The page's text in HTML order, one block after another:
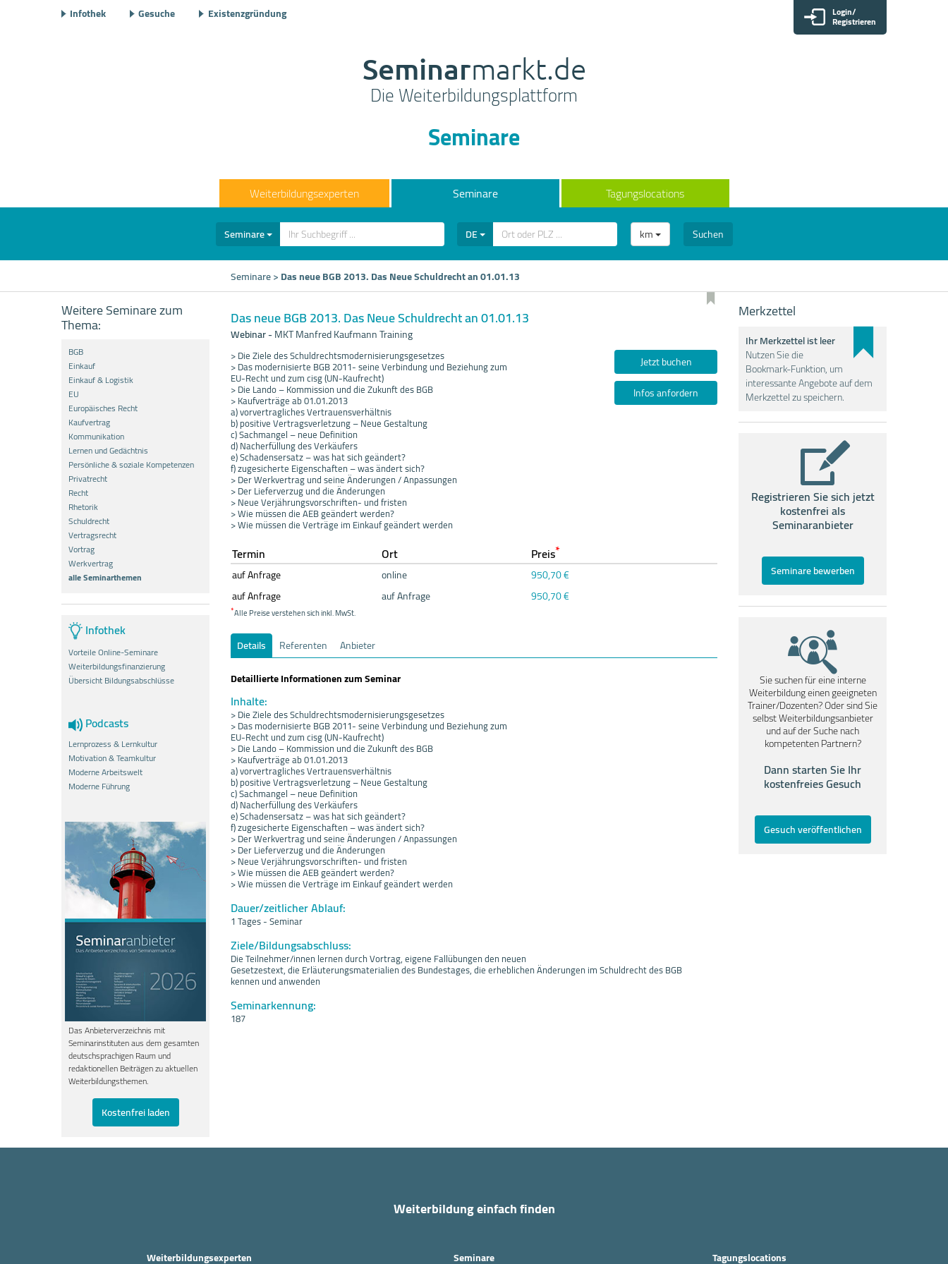
Infothek Gesuche Existenzgründung Login/
Registrieren
Seminarmarkt.de
Die Weiterbildungsplattform
Seminare
Weiterbildungsexperten Seminare Tagungslocations
Seminare DE km Suchen
Seminare>Das neue BGB 2013. Das Neue Schuldrecht an 01.01.13
Weitere Seminare zum
Thema:
BGB
Einkauf
Einkauf & Logistik
EU
Europäisches Recht
Kaufvertrag
Kommunikation
Lernen und Gedächtnis
Persönliche & soziale Kompetenzen
Privatrecht
Recht
Rhetorik
Schuldrecht
Vertragsrecht
Vortrag
Werkvertrag
alle Seminarthemen
Infothek
Vorteile Online-Seminare
Weiterbildungsfinanzierung
Übersicht Bildungsabschlüsse
Podcasts
Lernprozess & Lernkultur
Motivation & Teamkultur
Moderne Arbeitswelt
Moderne Führung
Das Anbieterverzeichnis mit
Seminarinstituten aus dem gesamten
deutschsprachigen Raum und
redaktionellen Beiträgen zu aktuellen
Weiterbildungsthemen.
Kostenfrei laden
Das neue BGB 2013. Das Neue Schuldrecht an 01.01.13
Webinar-MKT Manfred Kaufmann Training
> Die Ziele des Schuldrechtsmodernisierungsgesetzes
> Das modernisierte BGB 2011- seine Verbindung und Beziehung zum
EU-Recht und zum cisg (UN-Kaufrecht)
> Die Lando – Kommission und die Zukunft des BGB
> Kaufverträge ab 01.01.2013
a) vorvertragliches Vertrauensverhältnis
b) positive Vertragsverletzung – Neue Gestaltung
c) Sachmangel – neue Definition
d) Nacherfüllung des Verkäufers
e) Schadensersatz – was hat sich geändert?
f) zugesicherte Eigenschaften – was ändert sich?
> Der Werkvertrag und seine Änderungen / Anpassungen
> Der Lieferverzug und die Änderungen
> Neue Verjährungsvorschriften- und fristen
> Wie müssen die AEB geändert werden?
> Wie müssen die Verträge im Einkauf geändert werden
Jetzt buchen
Infos anfordern
Termin Ort Preis*
auf Anfrage online
950,70 €
auf Anfrage
auf Anfrage 950,70 €
*Alle Preise verstehen sich inkl. MwSt.
Details Referenten
Anbieter
Detaillierte Informationen zum Seminar
Inhalte:
> Die Ziele des Schuldrechtsmodernisierungsgesetzes
> Das modernisierte BGB 2011- seine Verbindung und Beziehung zum
EU-Recht und zum cisg (UN-Kaufrecht)
> Die Lando – Kommission und die Zukunft des BGB
> Kaufverträge ab 01.01.2013
a) vorvertragliches Vertrauensverhältnis
b) positive Vertragsverletzung – Neue Gestaltung
c) Sachmangel – neue Definition
d) Nacherfüllung des Verkäufers
e) Schadensersatz – was hat sich geändert?
f) zugesicherte Eigenschaften – was ändert sich?
> Der Werkvertrag und seine Änderungen / Anpassungen
> Der Lieferverzug und die Änderungen
> Neue Verjährungsvorschriften- und fristen
> Wie müssen die AEB geändert werden?
> Wie müssen die Verträge im Einkauf geändert werden
Dauer/zeitlicher Ablauf:
1 Tages - Seminar
Ziele/Bildungsabschluss:
Die Teilnehmer/innen lernen durch Vortrag, eigene Fallübungen den neuen
Gesetzestext, die Erläuterungsmaterialien des Bundestages, die erheblichen Änderungen im Schuldrecht des BGB
kennen und anwenden
Seminarkennung:
187
Merkzettel
Ihr Merkzettel ist leer
Nutzen Sie die
Bookmark-Funktion, um
interessante Angebote auf dem
Merkzettel zu speichern.
Registrieren Sie sich jetzt
kostenfrei als
Seminaranbieter
Seminare bewerben
Sie suchen für eine interne
Weiterbildung einen geeigneten
Trainer/Dozenten? Oder sind Sie
selbst Weiterbildungsanbieter
und auf der Suche nach
kompetenten Partnern?
Dann starten Sie Ihr
kostenfreies Gesuch
Gesuch veröffentlichen
Weiterbildung einfach finden
Weiterbildungsexperten Seminare Tagungslocations